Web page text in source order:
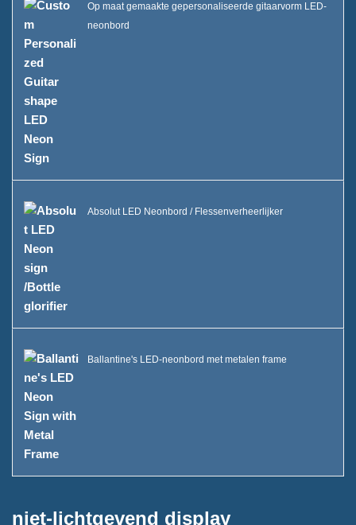
Case D X vorm resin display
Case C Rolling Ice Cooler
Kast B LED IJsemmer
Een display van een drankfles
Nieuws
Neem contact met ons op
Op maat gemaakte gepersonaliseerde gitaarvorm LED-
neonbord
Absolut LED Neonbord / Flessenverheerlijker
Ballantine's LED-neonbord met metalen frame
niet-lichtgevend display